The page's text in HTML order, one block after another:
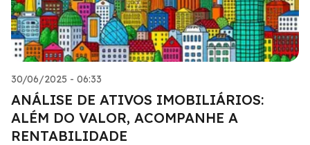
30/06/2025 - 06:33
ANÁLISE DE ATIVOS IMOBILIÁRIOS:
ALÉM DO VALOR, ACOMPANHE A
RENTABILIDADE